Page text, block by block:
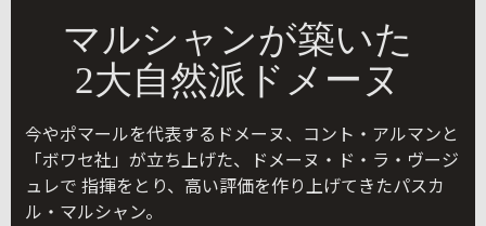
マルシャンが築いた
2大自然派ドメーヌ
今やポマールを代表するドメーヌ、コント・アルマンと
「ボワセ社」が立ち上げた、ドメーヌ・ド・ラ・ヴージ
ュレで 指揮をとり、高い評価を作り上げてきたパスカ
ル・マルシャン。